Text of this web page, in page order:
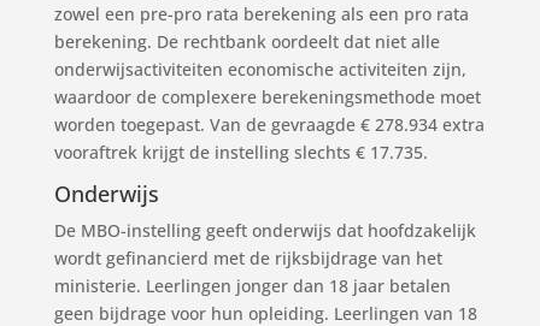
zowel een pre-pro rata berekening als een pro rata
berekening. De rechtbank oordeelt dat niet alle
onderwijsactiviteiten economische activiteiten zijn,
waardoor de complexere berekeningsmethode moet
worden toegepast. Van de gevraagde € 278.934 extra
vooraftrek krijgt de instelling slechts € 17.735.
Onderwijs
De MBO-instelling geeft onderwijs dat hoofdzakelijk
wordt gefinancierd met de rijksbijdrage van het
ministerie. Leerlingen jonger dan 18 jaar betalen
geen bijdrage voor hun opleiding. Leerlingen van 18